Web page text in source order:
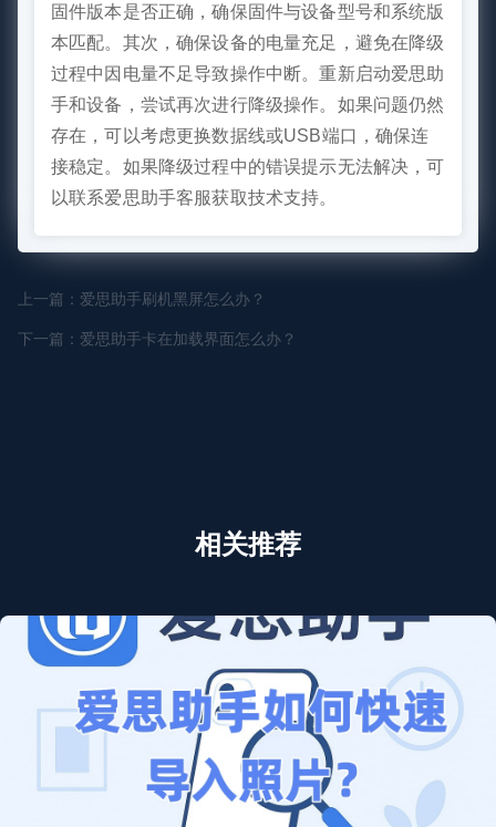
固件版本是否正确，确保固件与设备型号和系统版
本匹配。其次，确保设备的电量充足，避免在降级
过程中因电量不足导致操作中断。重新启动爱思助
手和设备，尝试再次进行降级操作。如果问题仍然
存在，可以考虑更换数据线或USB端口，确保连
接稳定。如果降级过程中的错误提示无法解决，可
以联系爱思助手客服获取技术支持。
上一篇：爱思助手刷机黑屏怎么办？
下一篇：爱思助手卡在加载界面怎么办？
相关推荐